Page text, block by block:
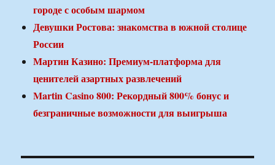
городе с особым шармом
Девушки Ростова: знакомства в южной столице
России
Мартин Казино: Премиум-платформа для
ценителей азартных развлечений
Martin Casino 800: Рекордный 800% бонус и
безграничные возможности для выигрыша